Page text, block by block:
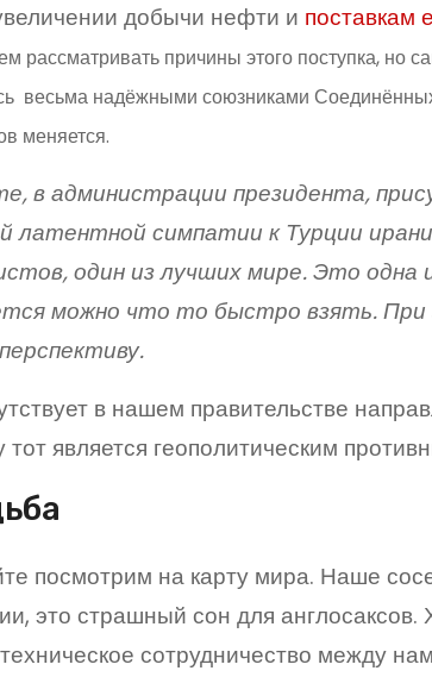
добычи нефти и поставкам
рассматривать причины этого поступка, но
весьма надёжными союзниками
меняется.
в администрации президента,
латентной симпатии к Турции
один из лучших мире. Это одна
можно что то быстро взять.
в нашем правительстве
является геополитическим
посмотрим на карту мира. Наше
это страшный сон для англосаксов.
сотрудничество между